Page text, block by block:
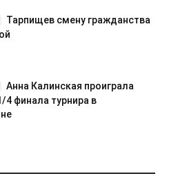
Тарпищев смену гражданства
Анна Калинская проиграла
4 финала турнира в